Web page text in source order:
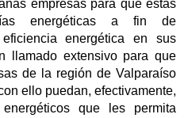
empresas para que estas
energéticas a fin de
energética en sus
llamado extensivo para que
de la región de Valparaíso
ello puedan, efectivamente,
que les permita